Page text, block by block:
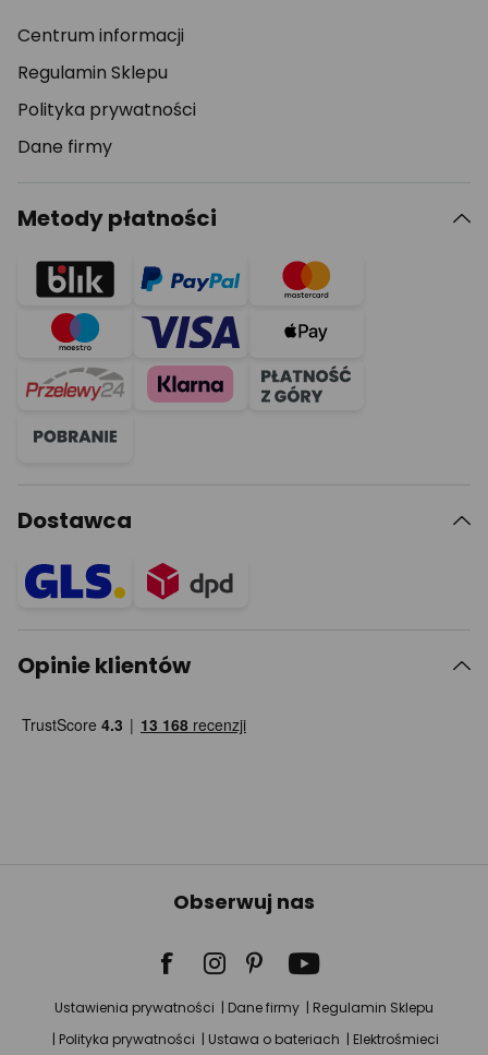
Centrum informacji
Regulamin Sklepu
Polityka prywatności
Dane firmy
Metody płatności
Dostawca
Opinie klientów
Obserwuj nas
Ustawienia prywatności Dane firmy
Regulamin Sklepu
Polityka prywatności
Ustawa o bateriach Elektrośmieci